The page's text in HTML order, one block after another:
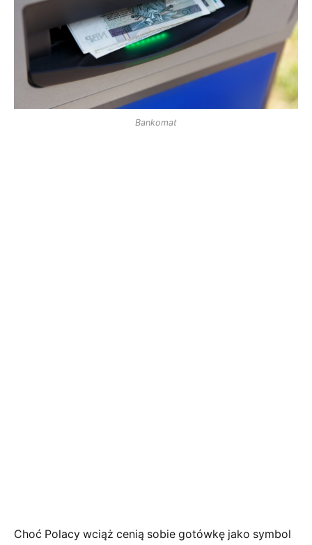
Bankomat
Choć Polacy wciąż cenią sobie gotówkę jako symbol